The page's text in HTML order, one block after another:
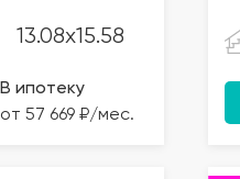
13.08x15.58
В ипотеку
от 57 669 ₽/мес.